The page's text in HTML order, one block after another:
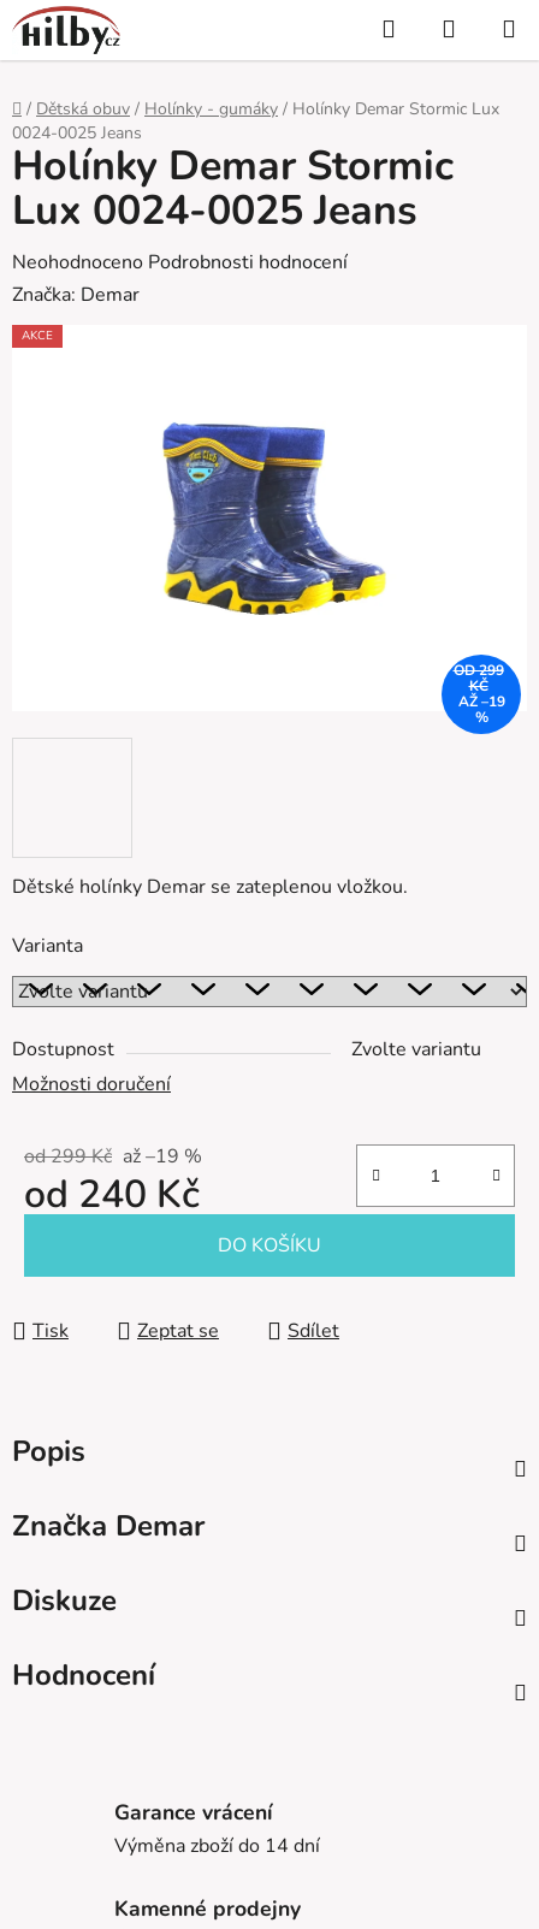
Přejít
na
obsah
Hledat
KOŠÍK
Domů
/ Dětská obuv / Holínky - gumáky / Holínky Demar Stormic Lux
0024-0025 Jeans
Dětské holínky Demar se zateplenou vložkou.
Varianta
Dostupnost
Zvolte variantu
Možnosti doručení
od 299 Kč až –19 %
od 240 Kč
DO KOŠÍKU
Tisk Zeptat se Sdílet
Holínky Demar Stormic
Lux 0024-0025 Jeans
Průměrné
hodnocení
produktu
Neohodnoceno Podrobnosti hodnocení
Značka: Demar
AKCE
OD 299
KČ
AŽ –19
%
Popis
Značka Demar
Diskuze
Hodnocení
Garance vrácení
Výměna zboží do 14 dní
Kamenné prodejny